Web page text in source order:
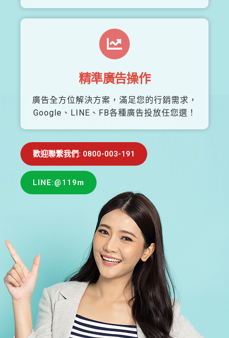
精準廣告操作
廣告全方位解決方案，滿足您的行銷需求，
Google、LINE、FB各種廣告投放任您選！
歡迎聯繫我們: 0800-003-191
LINE:@119m